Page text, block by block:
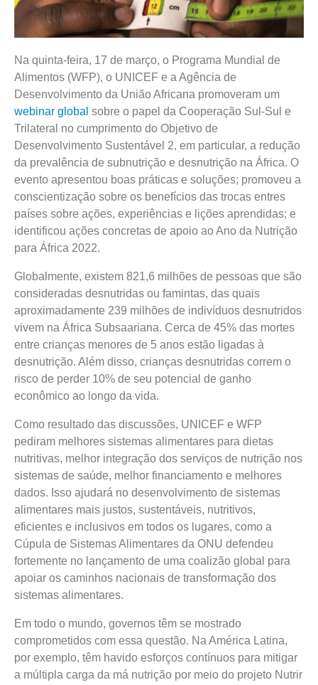
Na quinta-feira, 17 de março, o Programa Mundial de
Alimentos (WFP), o UNICEF e a Agência de
Desenvolvimento da União Africana promoveram um
webinar global sobre o papel da Cooperação Sul-Sul e
Trilateral no cumprimento do Objetivo de
Desenvolvimento Sustentável 2, em particular, a redução
da prevalência de subnutrição e desnutrição na África. O
evento apresentou boas práticas e soluções; promoveu a
conscientização sobre os benefícios das trocas entres
países sobre ações, experiências e lições aprendidas; e
identificou ações concretas de apoio ao Ano da Nutrição
para África 2022.
Globalmente, existem 821,6 milhões de pessoas que são
consideradas desnutridas ou famintas, das quais
aproximadamente 239 milhões de indivíduos desnutridos
vivem na África Subsaariana. Cerca de 45% das mortes
entre crianças menores de 5 anos estão ligadas à
desnutrição. Além disso, crianças desnutridas correm o
risco de perder 10% de seu potencial de ganho
econômico ao longo da vida.
Como resultado das discussões, UNICEF e WFP
pediram melhores sistemas alimentares para dietas
nutritivas, melhor integração dos serviços de nutrição nos
sistemas de saúde, melhor financiamento e melhores
dados. Isso ajudará no desenvolvimento de sistemas
alimentares mais justos, sustentáveis, nutritivos,
eficientes e inclusivos em todos os lugares, como a
Cúpula de Sistemas Alimentares da ONU defendeu
fortemente no lançamento de uma coalizão global para
apoiar os caminhos nacionais de transformação dos
sistemas alimentares.
Em todo o mundo, governos têm se mostrado
comprometidos com essa questão. Na América Latina,
por exemplo, têm havido esforços contínuos para mitigar
a múltipla carga da má nutrição por meio do projeto Nutrir